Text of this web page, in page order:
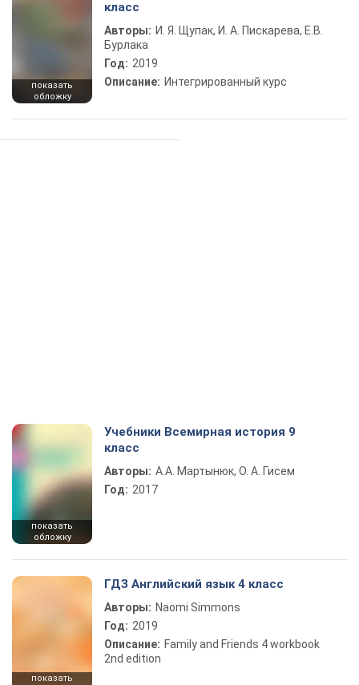
показать
обложку
класс
Авторы: И. Я. Щупак, И. А. Пискарева, Е.В.
Бурлака
Год: 2019
Описание: Интегрированный курс
показать
обложку
Учебники Всемирная история 9
класс
Авторы: А.А. Мартынюк, О. А. Гисем
Год: 2017
показать
ГДЗ Английский язык 4 класс
Авторы: Naomi Simmons
Год: 2019
Описание: Family and Friends 4 workbook
2nd edition